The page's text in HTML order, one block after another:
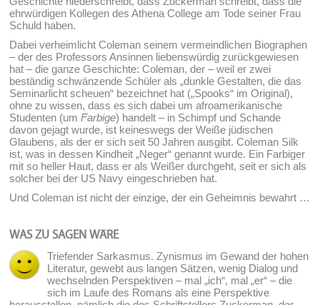
ehrwürdigen Kollegen des Athena College am Tode seiner Frau
Schuld haben.
Dabei verheimlicht Coleman seinem vermeindlichen Biographen
– der des Professors Ansinnen liebenswürdig zurückgewiesen
hat – die ganze Geschichte: Coleman, der – weil er zwei
beständig schwänzende Schüler als „dunkle Gestalten, die das
Seminarlicht scheuen“ bezeichnet hat („Spooks“ im Original),
ohne zu wissen, dass es sich dabei um afroamerikanische
Studenten (umFarbige) handelt – in Schimpf und Schande
davon gejagt wurde, ist keineswegs der Weiße jüdischen
Glaubens, als der er sich seit 50 Jahren ausgibt. Coleman Silk
ist, was in dessen Kindheit „Neger“ genannt wurde. Ein Farbiger
mit so heller Haut, dass er als Weißer durchgeht, seit er sich als
solcher bei der US Navy eingeschrieben hat.
Und Coleman ist nicht der einzige, der ein Geheimnis bewahrt …
WAS ZU SAGEN WÄRE
Triefender Sarkasmus. Zynismus im Gewand der hohen
Literatur, gewebt aus langen Sätzen, wenig Dialog und
wechselnden Perspektiven – mal „ich“, mal „er“ – die
sich im Laufe des Romans als eine Perspektive